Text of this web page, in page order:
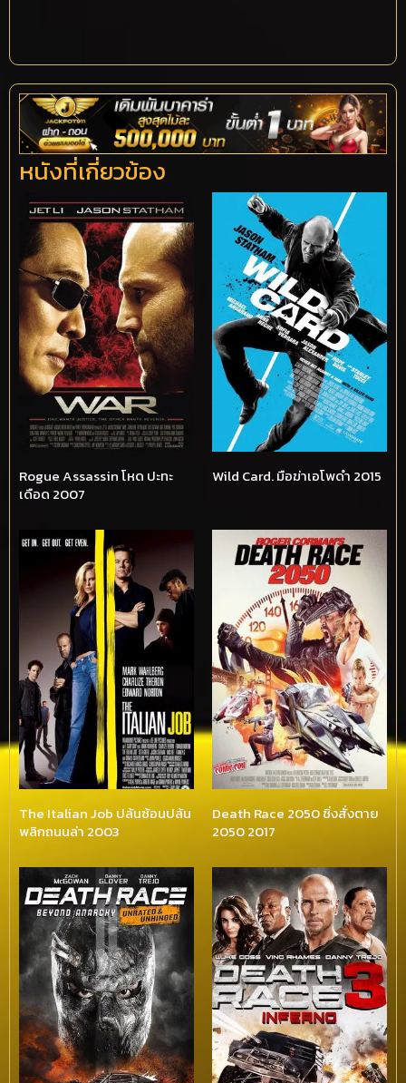
หนังที่เกี่ยวข้อง
Rogue Assassin โหด ปะทะ
เดือด 2007
Wild Card. มือฆ่าเอโพดำ 2015
The Italian Job ปล้นซ้อนปล้น
พลิกถนนล่า 2003
Death Race 2050 ซิ่งสั่งตาย
2050 2017